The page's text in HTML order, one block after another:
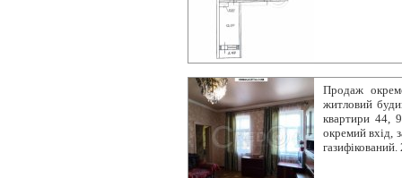
Продаж
житловий
квартири 44,
окремий вхід,